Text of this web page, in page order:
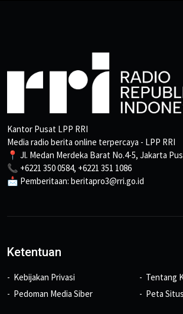
Kantor Pusat LPP RRI
Media radio berita online terpercaya - LPP RRI
📍 Jl. Medan Merdeka Barat No.4-5, Jakarta
📞 +6221 350 0584, +6221 351 1086
📩 Pemberitaan: beritapro3@rri.go.id
Ketentuan
Kebijakan Privasi
Pedoman Media Siber
Tentang
Peta Situs